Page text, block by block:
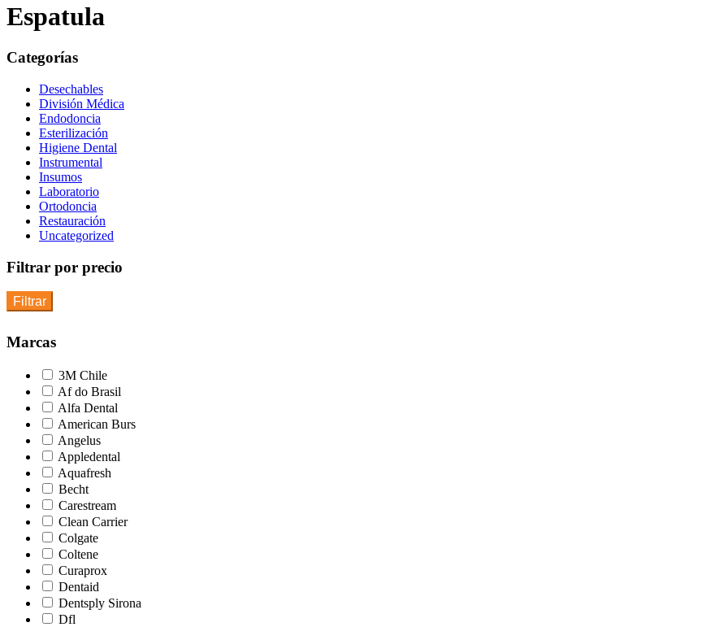
Espatula
Categorías
Desechables
División Médica
Endodoncia
Esterilización
Higiene Dental
Instrumental
Insumos
Laboratorio
Ortodoncia
Restauración
Uncategorized
Filtrar por precio
Filtrar
Marcas
3M Chile
Af do Brasil
Alfa Dental
American Burs
Angelus
Appledental
Aquafresh
Becht
Carestream
Clean Carrier
Colgate
Coltene
Curaprox
Dentaid
Dentsply Sirona
Dfl